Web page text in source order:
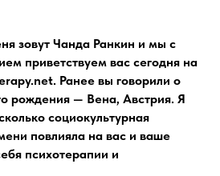
Чанда Ранкин и мы с
приветствуем вас сегодня на
Ранее вы говорили о
рождения — Вена, Австрия. Я
социокультурная
повлияла на вас и ваше
психотерапии и